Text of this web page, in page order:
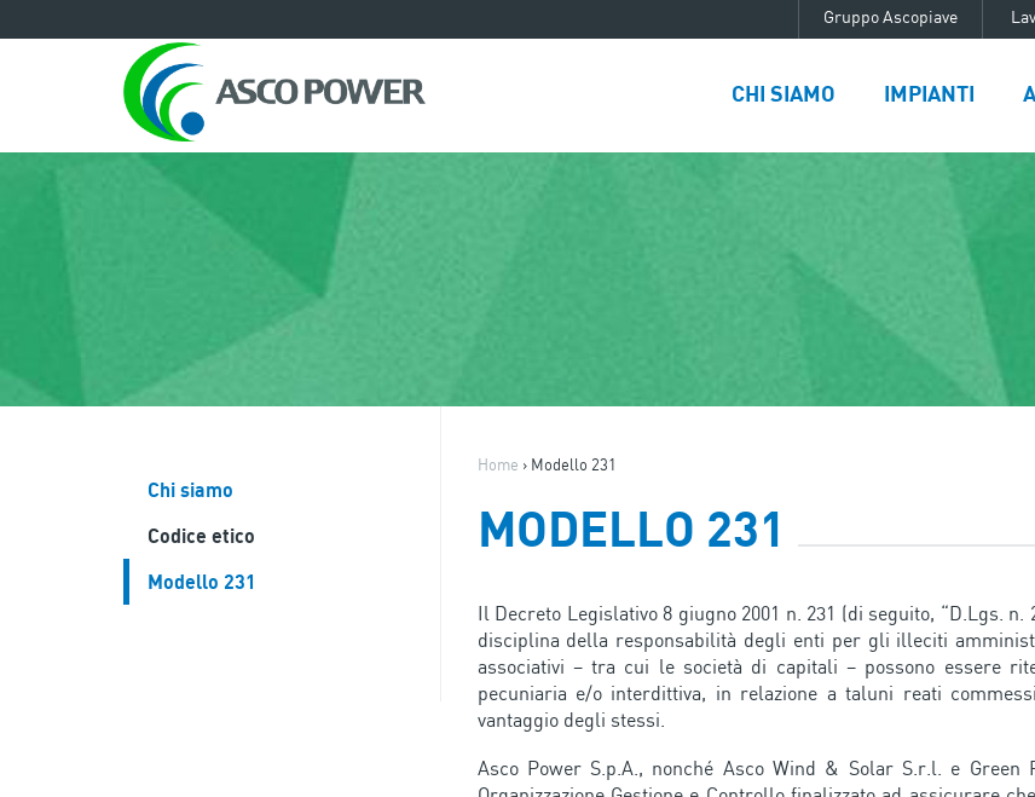
Gruppo Ascopiave
CHI SIAMO IMPIANTI
Chi siamo
Codice etico
Modello 231
Home › Modello 231
MODELLO 231
Il Decreto Legislativo 8 giugno 2001 n. 231 (di seguito, “D.Lgs.
disciplina della responsabilità degli enti per gli illeciti
associativi – tra cui le società di capitali – possono essere
pecuniaria e/o interdittiva, in relazione a taluni reati
vantaggio degli stessi.
Asco Power S.p.A., nonché Asco Wind & Solar S.r.l. e